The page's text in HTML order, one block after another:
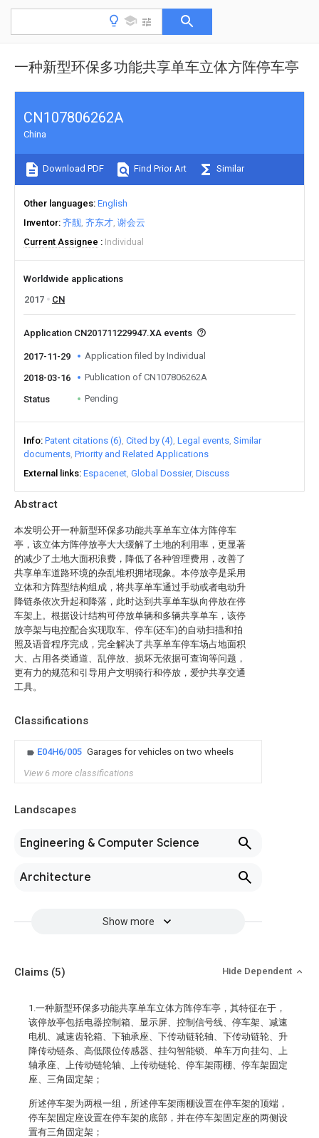
一种新型环保多功能共享单车立体方阵停车亭
Abstract
本发明公开一种新型环保多功能共享单车立体方阵停车
亭，该立体方阵停放亭大大缓解了土地的利用率，更显著
的减少了土地大面积浪费，降低了各种管理费用，改善了
共享单车道路环境的杂乱堆积拥堵现象。本停放亭是采用
立体和方阵型结构组成，将共享单车通过手动或者电动升
降链条依次升起和降落，此时达到共享单车纵向停放在停
车架上。根据设计结构可停放单辆和多辆共享单车，该停
放亭架与电控配合实现取车、停车(还车)的自动扫描和拍
照及语音程序完成，完全解决了共享单车停车场占地面积
大、占用各类通道、乱停放、损坏无依据可查询等问题，
更有力的规范和引导用户文明骑行和停放，爱护共享交通
工具。
Classifications
E04H6/005 Garages for vehicles on two wheels
View 6 more classifications
Landscapes
Engineering & Computer Science
Architecture
Show more
CN107806262A
China
Download PDF Find Prior Art Similar
Other languages English
Inventor 齐靓 齐东才 谢会云
Current Assignee
Individual
Worldwide applications
2017
CN
Application CN201711229947.XA events
2017-11-29 Application filed by Individual
2018-03-16 Publication of CN107806262A
Status Pending
Info Patent citations (6) Cited by (4) Legal events Similar
documents Priority and Related Applications
External links Espacenet Global Dossier Discuss
Claims (5) Hide Dependent
1.一种新型环保多功能共享单车立体方阵停车亭，其特征在于，
该停放亭包括电器控制箱、显示屏、控制信号线、停车架、减速
电机、减速齿轮箱、下轴承座、下传动链轮轴、下传动链轮、升
降传动链条、高低限位传感器、挂勾智能锁、单车万向挂勾、上
轴承座、上传动链轮轴、上传动链轮、停车架雨棚、停车架固定
座、三角固定架；
所述停车架为两根一组，所述停车架雨棚设置在停车架的顶端，
停车架固定座设置在停车架的底部，并在停车架固定座的两侧设
置有三角固定架；